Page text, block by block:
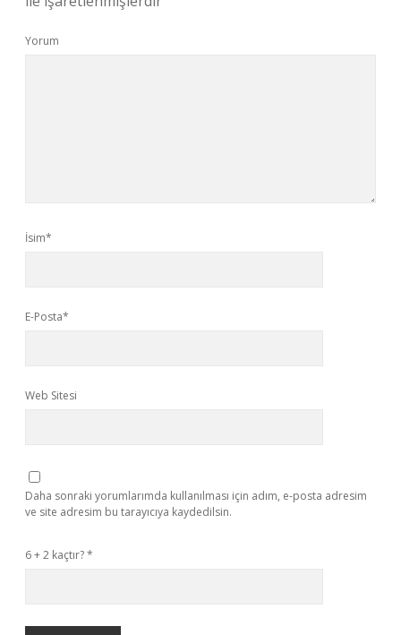
Yorum
İsim*
E-Posta*
Web Sitesi
Daha sonraki yorumlarımda kullanılması için adım, e-posta adresim
ve site adresim bu tarayıcıya kaydedilsin.
6 + 2 kaçtır?*